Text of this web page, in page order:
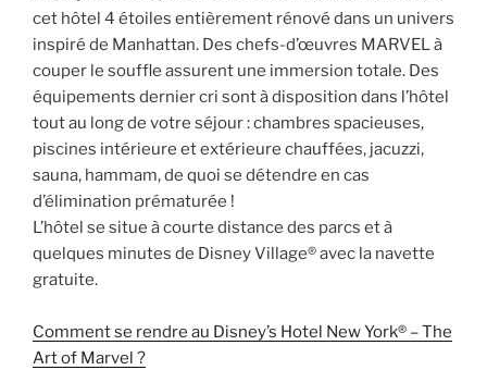
cet hôtel 4 étoiles entièrement rénové dans un univers
inspiré de Manhattan. Des chefs-d’œuvres MARVEL à
couper le souffle assurent une immersion totale. Des
équipements dernier cri sont à disposition dans l’hôtel
tout au long de votre séjour : chambres spacieuses,
piscines intérieure et extérieure chauffées, jacuzzi,
sauna, hammam, de quoi se détendre en cas
d’élimination prématurée !
L’hôtel se situe à courte distance des parcs et à
quelques minutes de Disney Village® avec la navette
gratuite.
Comment se rendre au Disney’s Hotel New York® – The
Art of Marvel ?